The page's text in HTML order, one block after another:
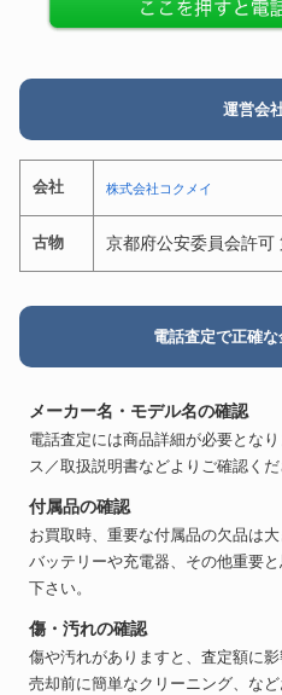
運営会
会社 株式会社コクメイ
古物 京都府公安委員会許
電話査定で正確
メーカー名・モデル名の確認
電話査定には商品詳細が必要とな
ス／取扱説明書などよりご確認くだ
付属品の確認
お買取時、重要な付属品の欠品は
バッテリーや充電器、その他重要
下さい。
傷・汚れの確認
傷や汚れがありますと、査定額に
売却前に簡単なクリーニング、など